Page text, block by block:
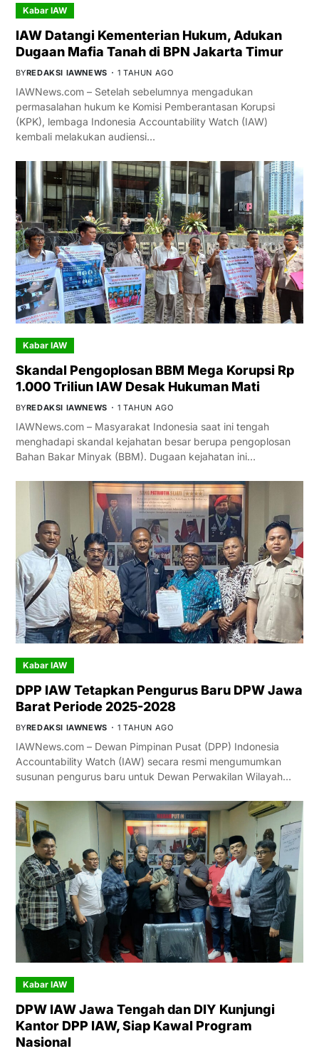
Kabar IAW
IAW Datangi Kementerian Hukum, Adukan
Dugaan Mafia Tanah di BPN Jakarta Timur
BYREDAKSI IAWNEWS 1 TAHUN AGO
IAWNews.com – Setelah sebelumnya mengadukan
permasalahan hukum ke Komisi Pemberantasan Korupsi
(KPK), lembaga Indonesia Accountability Watch (IAW)
kembali melakukan audiensi…
Kabar IAW
Skandal Pengoplosan BBM Mega Korupsi Rp
1.000 Triliun IAW Desak Hukuman Mati
BYREDAKSI IAWNEWS 1 TAHUN AGO
IAWNews.com – Masyarakat Indonesia saat ini tengah
menghadapi skandal kejahatan besar berupa pengoplosan
Bahan Bakar Minyak (BBM). Dugaan kejahatan ini…
Kabar IAW
DPP IAW Tetapkan Pengurus Baru DPW Jawa
Barat Periode 2025-2028
BYREDAKSI IAWNEWS 1 TAHUN AGO
IAWNews.com – Dewan Pimpinan Pusat (DPP) Indonesia
Accountability Watch (IAW) secara resmi mengumumkan
susunan pengurus baru untuk Dewan Perwakilan Wilayah…
Kabar IAW
DPW IAW Jawa Tengah dan DIY Kunjungi
Kantor DPP IAW, Siap Kawal Program
Nasional